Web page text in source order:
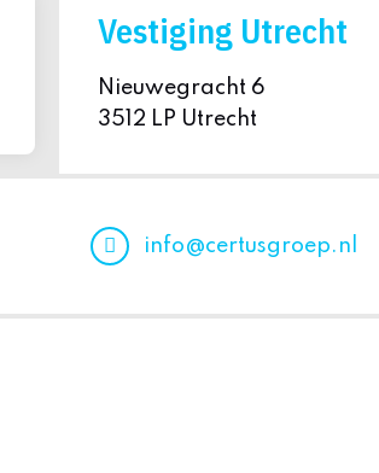
Vestiging Utrecht
Nieuwegracht 6
3512 LP Utrecht
info@certusgroep.nl